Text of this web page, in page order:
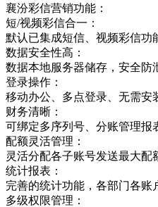
襄汾彩信营销功能：
短/视频彩信合一：
默认已集成短信、视频彩信功
数据安全性高：
数据本地服务器储存，安全防
登录操作：
移动办公、多点登录、无需安
财务清晰：
可绑定多序列号、分账管理报
配额灵活管理：
灵活分配各子账号发送最大配
统计报表：
完善的统计功能，各部门各账
多级权限管理：